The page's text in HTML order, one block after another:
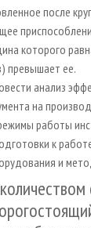
после
которого
превышает ее.
анализ
на
работы
к
и